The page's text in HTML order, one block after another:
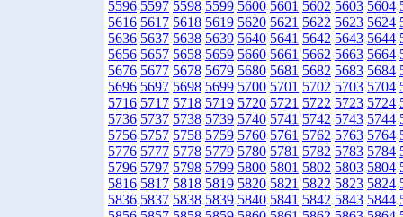
5596 5597 5598 5599 5600 5601 5602 5603 5604
5616 5617 5618 5619 5620 5621 5622 5623 5624
5636 5637 5638 5639 5640 5641 5642 5643 5644
5656 5657 5658 5659 5660 5661 5662 5663 5664
5676 5677 5678 5679 5680 5681 5682 5683 5684
5696 5697 5698 5699 5700 5701 5702 5703 5704
5716 5717 5718 5719 5720 5721 5722 5723 5724
5736 5737 5738 5739 5740 5741 5742 5743 5744
5756 5757 5758 5759 5760 5761 5762 5763 5764
5776 5777 5778 5779 5780 5781 5782 5783 5784
5796 5797 5798 5799 5800 5801 5802 5803 5804
5816 5817 5818 5819 5820 5821 5822 5823 5824
5836 5837 5838 5839 5840 5841 5842 5843 5844